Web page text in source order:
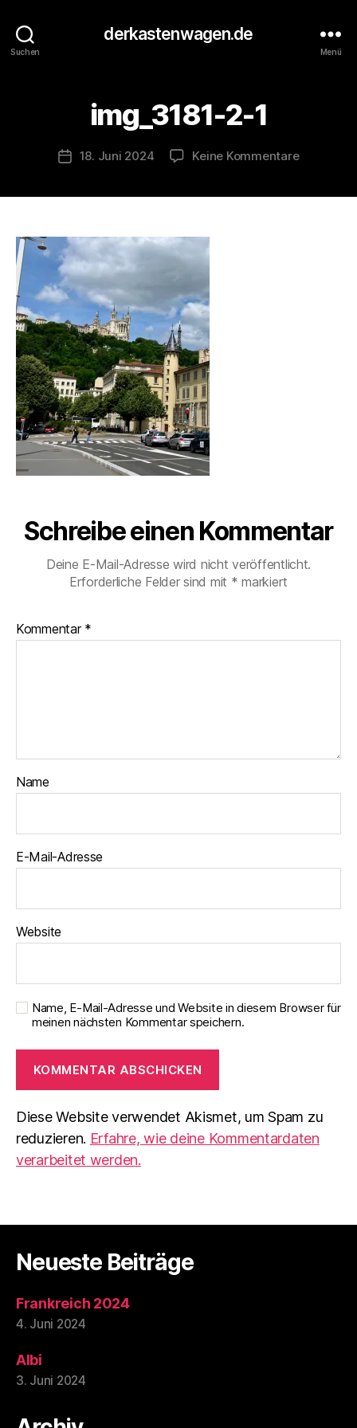
Suchen
derkastenwagen.de
Menü
img_3181-2-1
Beitragsautor
n
K
a
t
n
a
Veröffentlichungsdatum
18. Juni 2024 Keine Kommentarezu
Schreibe einen Kommentar
Deine E-Mail-Adresse wird nicht veröffentlicht.
Erforderliche Felder sind mit * markiert
Kommentar *
Name
E-Mail-Adresse
Website
Name, E-Mail-Adresse und Website in diesem Browser für
meinen nächsten Kommentar speichern.
Diese Website verwendet Akismet, um Spam zu
reduzieren. Erfahre, wie deine Kommentardaten
verarbeitet werden.
Neueste Beiträge
Frankreich 2024
4. Juni 2024
Albi
3. Juni 2024